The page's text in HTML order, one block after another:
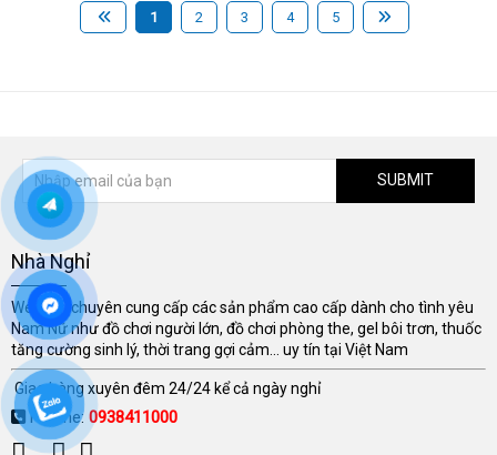
1 2 3 4 5
SUBMIT
Nhà Nghỉ
Website chuyên cung cấp các sản phẩm cao cấp dành cho tình yêu
Nam Nữ như đồ chơi người lớn, đồ chơi phòng the, gel bôi trơn, thuốc
tăng cường sinh lý, thời trang gợi cảm... uy tín tại Việt Nam
Giao hàng xuyên đêm 24/24 kể cả ngày nghỉ
Hotline: 0938411000